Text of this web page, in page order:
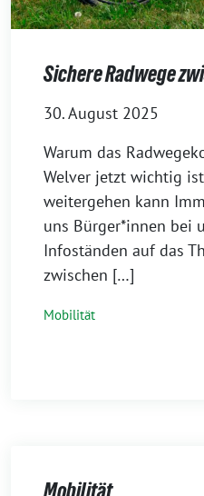
Sichere Radwege
30. August 2025
Warum das
Welver jetzt wichtig
weitergehen kann
uns Bürger*innen bei
Infoständen auf das
zwischen […]
Mobilität
Mobilität